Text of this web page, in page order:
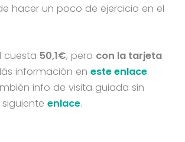
hacer un poco de ejercicio en el
cuesta 50,1€, pero con la tarjeta
información en este enlace.
info de visita guiada sin
enlace.